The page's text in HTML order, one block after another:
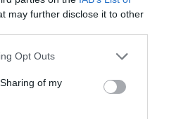
may further disclose it to other
Opt Outs
of my
Pamela Anderson
makeup for good.